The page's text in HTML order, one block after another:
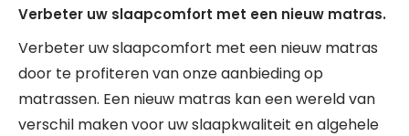
Verbeter uw slaapcomfort met een nieuw matras.
Verbeter uw slaapcomfort met een nieuw matras
door te profiteren van onze aanbieding op
matrassen. Een nieuw matras kan een wereld van
verschil maken voor uw slaapkwaliteit en algehele